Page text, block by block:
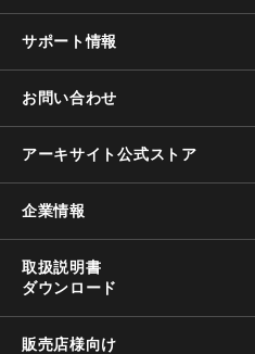
サポート情報
お問い合わせ
アーキサイト公式ストア
企業情報
取扱説明書
ダウンロード
販売店様向け